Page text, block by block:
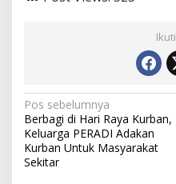
N
a
v
Pos sebelumnya
Berbagi di Hari Raya Kurban,
Keluarga PERADI Adakan
Kurban Untuk Masyarakat
Sekitar